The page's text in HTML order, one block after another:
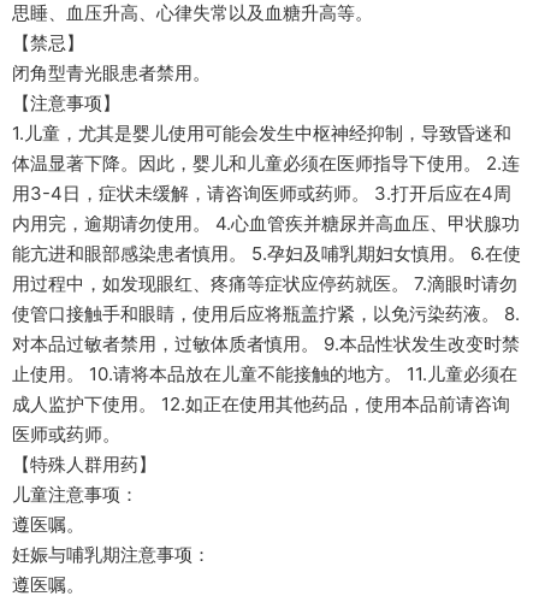
思睡、血压升高、心律失常以及血糖升高等。
【禁忌】
闭角型青光眼患者禁用。
【注意事项】
1.儿童，尤其是婴儿使用可能会发生中枢神经抑制，导致昏迷和
体温显著下降。因此，婴儿和儿童必须在医师指导下使用。 2.连
用3-4日，症状未缓解，请咨询医师或药师。 3.打开后应在4周
内用完，逾期请勿使用。 4.心血管疾并糖尿并高血压、甲状腺功
能亢进和眼部感染患者慎用。 5.孕妇及哺乳期妇女慎用。 6.在使
用过程中，如发现眼红、疼痛等症状应停药就医。 7.滴眼时请勿
使管口接触手和眼睛，使用后应将瓶盖拧紧，以免污染药液。 8.
对本品过敏者禁用，过敏体质者慎用。 9.本品性状发生改变时禁
止使用。 10.请将本品放在儿童不能接触的地方。 11.儿童必须在
成人监护下使用。 12.如正在使用其他药品，使用本品前请咨询
医师或药师。
【特殊人群用药】
儿童注意事项：
遵医嘱。
妊娠与哺乳期注意事项：
遵医嘱。